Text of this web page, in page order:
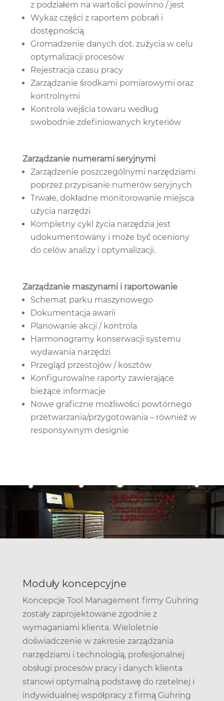
z podziałem na wartości powinno / jest
Wykaz części z raportem pobrań i
dostępnością
Gromadzenie danych dot. zużycia w celu
optymalizacji procesów
Rejestracja czasu pracy
Zarządzanie środkami pomiarowymi oraz
kontrolnymi
Kontrola wejścia towaru według
swobodnie zdefiniowanych kryteriów
Zarządzanie numerami seryjnymi
Zarządzenie poszczególnymi narzędziami
poprzez przypisanie numerów seryjnych
Trwałe, dokładne monitorowanie miejsca
użycia narzędzi
Kompletny cykl życia narzędzia jest
udokumentowany i może być oceniony
do celów analizy i optymalizacji.
Zarządzanie maszynami i raportowanie
Schemat parku maszynowego
Dokumentacja awarii
Planowanie akcji / kontrola
Harmonogramy konserwacji systemu
wydawania narzędzi
Przegląd przestojów / kosztów
Konfigurowalne raporty zawierające
bieżące informacje
Nowe graficzne możliwości powtórnego
przetwarzania/przygotowania – również w
responsywnym designie
Odtwarzacz
video
Moduły koncepcyjne
Koncepcje Tool Management firmy Guhring
zostały zaprojektowane zgodnie z
wymaganiami klienta. Wieloletnie
doświadczenie w zakresie zarządzania
narzędziami i technologią, profesjonalnej
obsługi procesów pracy i danych klienta
stanowi optymalną podstawę do rzetelnej i
indywidualnej współpracy z firmą Guhring